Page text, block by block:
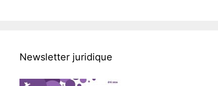
Newsletter juridique